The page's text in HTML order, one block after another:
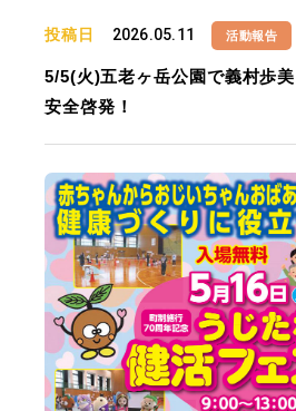
投稿日 2026.05.11 活動報告
5/5(火)五老ヶ岳公園で義村歩
安全啓発！